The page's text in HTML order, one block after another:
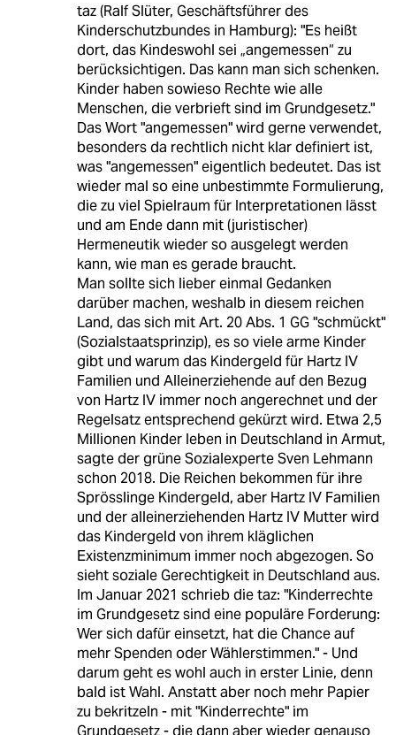
taz (Ralf Slüter, Geschäftsführer des
Kinderschutzbundes in Hamburg): "Es heißt
dort, das Kindeswohl sei „angemessen“ zu
berücksichtigen. Das kann man sich schenken.
Kinder haben sowieso Rechte wie alle
Menschen, die verbrieft sind im Grundgesetz."
Das Wort "angemessen" wird gerne verwendet,
besonders da rechtlich nicht klar definiert ist,
was "angemessen" eigentlich bedeutet. Das ist
wieder mal so eine unbestimmte Formulierung,
die zu viel Spielraum für Interpretationen lässt
und am Ende dann mit (juristischer)
Hermeneutik wieder so ausgelegt werden
kann, wie man es gerade braucht.
Man sollte sich lieber einmal Gedanken
darüber machen, weshalb in diesem reichen
Land, das sich mit Art. 20 Abs. 1 GG "schmückt"
(Sozialstaatsprinzip), es so viele arme Kinder
gibt und warum das Kindergeld für Hartz IV
Familien und Alleinerziehende auf den Bezug
von Hartz IV immer noch angerechnet und der
Regelsatz entsprechend gekürzt wird. Etwa 2,5
Millionen Kinder leben in Deutschland in Armut,
sagte der grüne Sozialexperte Sven Lehmann
schon 2018. Die Reichen bekommen für ihre
Sprösslinge Kindergeld, aber Hartz IV Familien
und der alleinerziehenden Hartz IV Mutter wird
das Kindergeld von ihrem kläglichen
Existenzminimum immer noch abgezogen. So
sieht soziale Gerechtigkeit in Deutschland aus.
Im Januar 2021 schrieb die taz: "Kinderrechte
im Grundgesetz sind eine populäre Forderung:
Wer sich dafür einsetzt, hat die Chance auf
mehr Spenden oder Wählerstimmen." - Und
darum geht es wohl auch in erster Linie, denn
bald ist Wahl. Anstatt aber noch mehr Papier
zu bekritzeln - mit "Kinderrechte" im
Grundgesetz - die dann aber wieder genauso